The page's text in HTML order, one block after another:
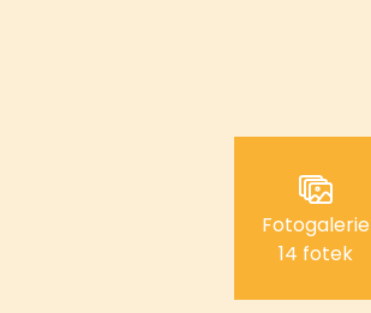
Fotogalerie
14 fotek